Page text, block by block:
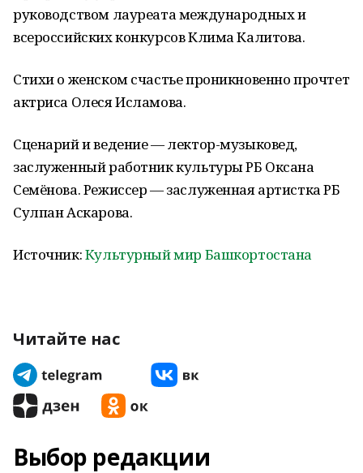
руководством лауреата международных и
всероссийских конкурсов Клима Калитова.
Стихи о женском счастье проникновенно прочтет
актриса Олеся Исламова.
Сценарий и ведение — лектор-музыковед,
заслуженный работник культуры РБ Оксана
Семёнова. Режиссер — заслуженная артистка РБ
Сулпан Аскарова.
Источник:Культурный мир Башкортостана
Читайте нас
Выбор редакции